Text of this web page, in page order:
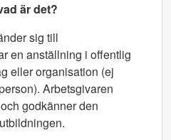
är det?
sig till
en anställning i offentlig
eller organisation (ej
Arbetsgivaren
godkänner den